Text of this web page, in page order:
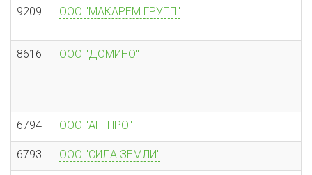
9209 ООО "МАКАРЕМ ГРУПП"
8616 ООО "ДОМИНО"
6794 ООО "АГТПРО"
6793 ООО "СИЛА ЗЕМЛИ"